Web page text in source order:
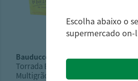
bauducco
Torrada Bauducco
Multigrãos 284G
Escolha abaixo o
supermercado on-